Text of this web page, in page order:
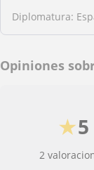
Diplomatura:
Opiniones
5
★
2